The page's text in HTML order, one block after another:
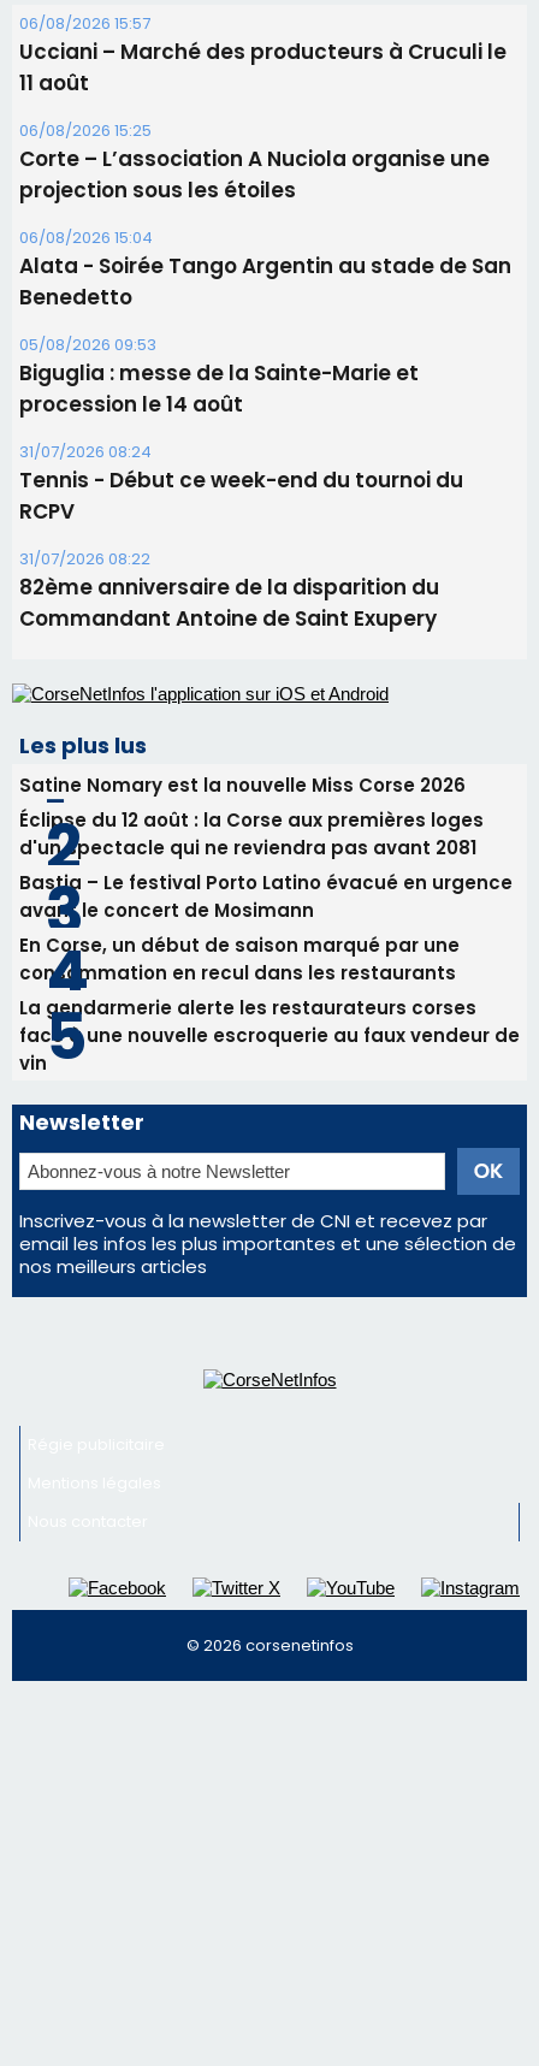
06/08/2026 15:04
Alata - Soirée Tango Argentin au stade de San
Benedetto
05/08/2026 09:53
Biguglia : messe de la Sainte-Marie et
procession le 14 août
31/07/2026 08:24
Tennis - Début ce week-end du tournoi du
RCPV
31/07/2026 08:22
82ème anniversaire de la disparition du
Commandant Antoine de Saint Exupery
Les plus lus
Satine Nomary est la nouvelle Miss Corse 2026
Éclipse du 12 août : la Corse aux premières loges
d'un spectacle qui ne reviendra pas avant 2081
avant le concert de Mosimann
consommation en recul dans les restaurants
La gendarmerie alerte les restaurateurs corses
face à une nouvelle escroquerie au faux vendeur de
vin
Newsletter
Inscrivez-vous à la newsletter de CNI et recevez par
email les infos les plus importantes et une sélection de
nos meilleurs articles
Régie publicitaire
Mentions légales
Nous contacter